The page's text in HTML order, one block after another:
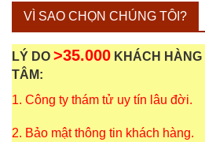
VÌ SAO CHỌN CHÚNG TÔI?
LÝ DO >35.000 KHÁCH
TÂM:
1. Công ty thám tử uy tín lâu đời.
2. Bảo mật thông tin khách hàng.